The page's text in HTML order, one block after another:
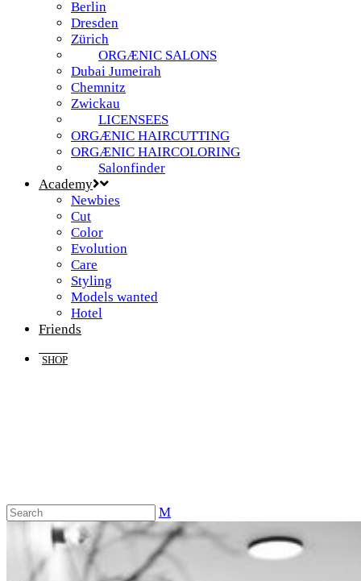
Berlin
Dresden
Zürich
ORGÆNIC SALONS
Dubai Jumeirah
Chemnitz
Zwickau
LICENSEES
ORGÆNIC HAIRCUTTING
ORGÆNIC HAIRCOLORING
Salonfinder
Academy
Newbies
Cut
Color
Evolution
Care
Styling
Models wanted
Hotel
Friends
SHOP